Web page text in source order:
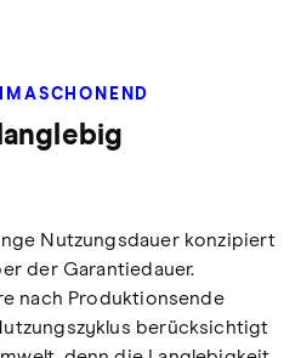
Nutzungsdauer konzipiert
der Garantiedauer.
nach Produktionsende
berücksichtigt